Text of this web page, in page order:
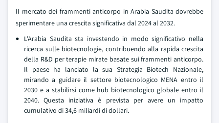
Il mercato dei frammenti anticorpo in Arabia Saudita dovrebbe
sperimentare una crescita significativa dal 2024 al 2032.
L'Arabia Saudita sta investendo in modo significativo nella
ricerca sulle biotecnologie, contribuendo alla rapida crescita
della R&D per terapie mirate basate sui frammenti anticorpo.
Il paese ha lanciato la sua Strategia Biotech Nazionale,
mirando a guidare il settore biotecnologico MENA entro il
2030 e a stabilirsi come hub biotecnologico globale entro il
2040. Questa iniziativa è prevista per avere un impatto
cumulativo di 34,6 miliardi di dollari.